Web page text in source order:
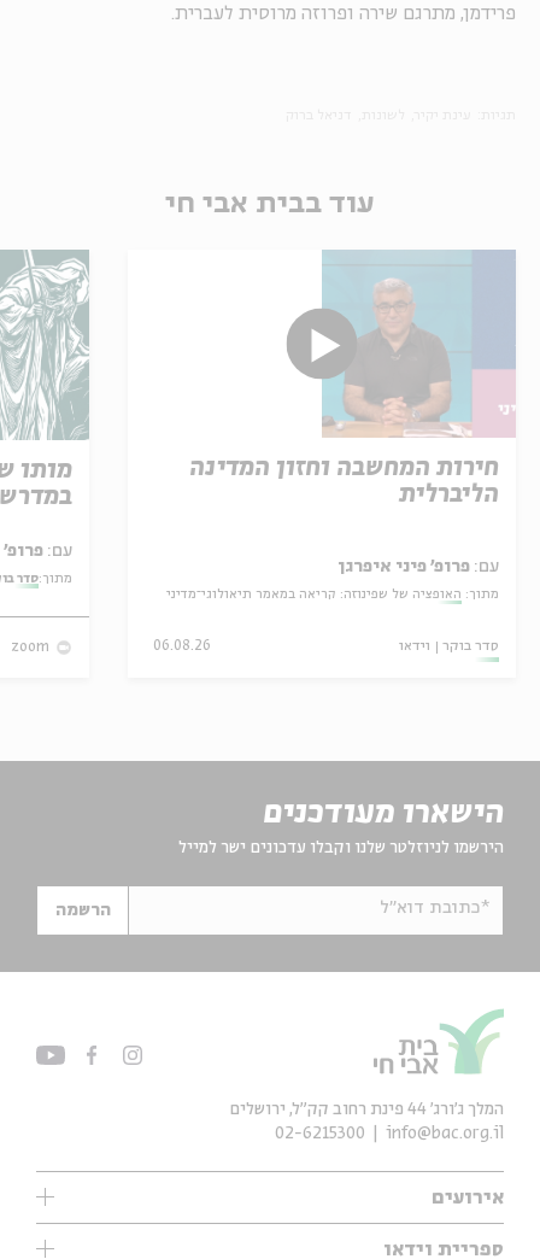
פרידמן, מתרגם שירה ופרוזה מרוסית לעברית.
עוד בבית אבי חי
חירות המחשבה וחזון המדינה
הליברלית
עם: פרופ' פיני איפרגן
מתוך: האופציה של שפינוזה: קריאה במאמר תיאולוגי־מדיני
סדר בוקר וידאו 06.08.26
מותו
עם: פרופ' אביגדור שנאן
מתוך:סדר
zoom
הישארו מעודכנים
הירשמו לניוזלטר שלנו וקבלו עדכונים ישר למייל
*כתובת דוא"ל הרשמה
אירועים
ספריית וידאו
המלך ג'ורג' 44 פינת רחוב קק״ל, ירושלים
info@bac.org.il
02-6215300